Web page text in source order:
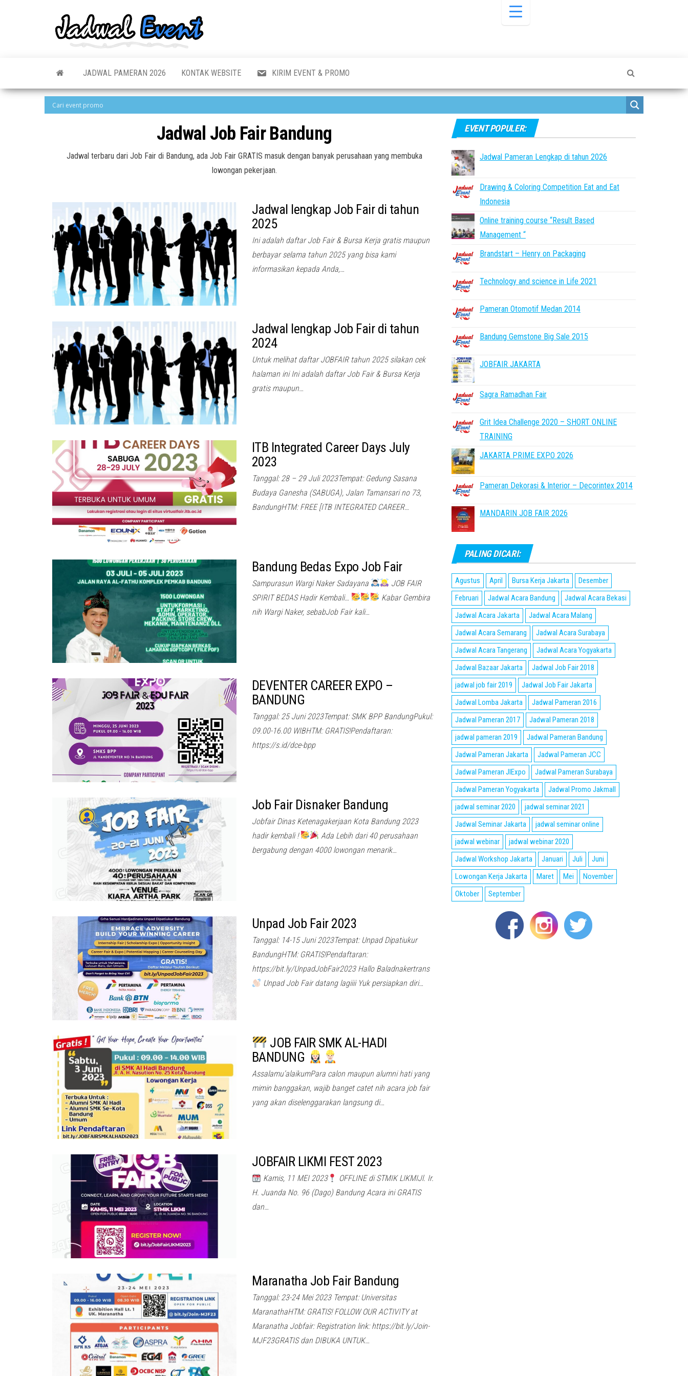
Pameran,
Acara &
Terbaru
Seminar,
Bazaar,
JADWAL PAMERAN 2026 KONTAK WEBSITE KIRIM EVENT & PROMO
Jadwal Job Fair Bandung
Jadwal terbaru dari Job Fair di Bandung, ada Job Fair GRATIS masuk dengan banyak perusahaan yang membuka
lowongan pekerjaan.
Jadwal lengkap Job Fair di tahun
2025
Ini adalah daftar Job Fair & Bursa Kerja gratis maupun
berbayar selama tahun 2025 yang bisa kami
informasikan kepada Anda,…
Jadwal lengkap Job Fair di tahun
2024
Untuk melihat daftar JOBFAIR tahun 2025 silakan cek
halaman ini Ini adalah daftar Job Fair & Bursa Kerja
gratis maupun…
ITB Integrated Career Days July
2023
Tanggal: 28 – 29 Juli 2023Tempat: Gedung Sasana
Budaya Ganesha (SABUGA), Jalan Tamansari no 73,
BandungHTM: FREE [ITB INTEGRATED CAREER…
Bandung Bedas Expo Job Fair
Sampurasun Wargi Naker Sadayana
JOB FAIR
SPIRIT BEDAS Hadir Kembali…
Kabar Gembira
nih Wargi Naker, sebabJob Fair kali…
DEVENTER CAREER EXPO –
BANDUNG
Tanggal: 25 Juni 2023Tempat: SMK BPP BandungPukul:
09.00-16.00 WIBHTM: GRATIS!Pendaftaran:
https://s.id/dce-bpp
Job Fair Disnaker Bandung
Jobfair Dinas Ketenagakerjaan Kota Bandung 2023
hadir kembali !
Ada Lebih dari 40 perusahaan
bergabung dengan 4000 lowongan menarik…
Unpad Job Fair 2023
Tanggal: 14-15 Juni 2023Tempat: Unpad Dipatiukur
BandungHTM: GRATIS!Pendaftaran:
https://bit.ly/UnpadJobFair2023 Hallo Baladnakertrans
Unpad Job Fair datang lagiiii Yuk persiapkan diri…
JOB FAIR SMK AL-HADI
BANDUNG
Assalamu’alaikumPara calon maupun alumni hati yang
mimin banggakan, wajib banget catet nih acara job fair
yang akan diselenggarakan langsung di…
JOBFAIR LIKMI FEST 2023
Kamis, 11 MEI 2023
OFFLINE di STMIK LIKMIJl. Ir.
H. Juanda No. 96 (Dago) Bandung Acara ini GRATIS
dan…
Maranatha Job Fair Bandung
Tanggal: 23-24 Mei 2023 Tempat: Universitas
MaranathaHTM: GRATIS! FOLLOW OUR ACTIVITY at
Maranatha Jobfair: Registration link: https://bit.ly/Join-
MJF23GRATIS dan DIBUKA UNTUK…
EVENT POPULER:
Jadwal Pameran Lengkap di tahun 2026
Drawing & Coloring Competition Eat and Eat
Indonesia
Online training course “Result Based
Management “
Brandstart – Henry on Packaging
Technology and science in Life 2021
Pameran Otomotif Medan 2014
Bandung Gemstone Big Sale 2015
JOBFAIR JAKARTA
Sagra Ramadhan Fair
Grit Idea Challenge 2020 – SHORT ONLINE
TRAINING
JAKARTA PRIME EXPO 2026
Pameran Dekorasi & Interior – Decorintex 2014
MANDARIN JOB FAIR 2026
PALING DICARI:
Agustus April Bursa Kerja Jakarta
Desember
Februari
Jadwal Acara Bandung
Jadwal Acara Bekasi
Jadwal Acara Jakarta
Jadwal Acara Malang
Jadwal Acara Semarang
Jadwal Acara Surabaya
Jadwal Acara Tangerang
Jadwal Acara Yogyakarta
Jadwal Bazaar Jakarta
Jadwal Job Fair 2018
jadwal job fair 2019
Jadwal Job Fair Jakarta
Jadwal Lomba Jakarta
Jadwal Pameran 2016
Jadwal Pameran 2017
Jadwal Pameran 2018
jadwal pameran 2019
Jadwal Pameran Bandung
Jadwal Pameran Jakarta
Jadwal Pameran JCC
Jadwal Pameran JIExpo
Jadwal Pameran Surabaya
Jadwal Pameran Yogyakarta
Jadwal Promo Jakmall
jadwal seminar 2020
jadwal seminar 2021
Jadwal Seminar Jakarta
jadwal seminar online
jadwal webinar
jadwal webinar 2020
Jadwal Workshop Jakarta
Januari Juli
Juni
Lowongan Kerja Jakarta
Maret Mei
November
Oktober
September